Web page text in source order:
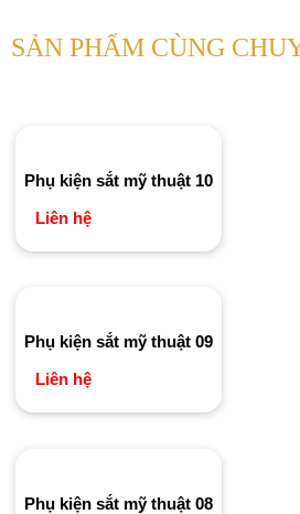
SẢN PHẨM CÙNG
Phụ kiện sắt mỹ thuật 10
Liên hệ
Phụ kiện sắt mỹ thuật 09
Liên hệ
Phụ kiện sắt mỹ thuật 08